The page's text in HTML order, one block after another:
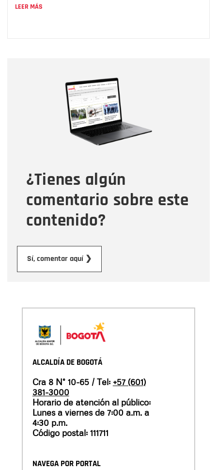
LEER MÁS
¿Tienes algún
comentario sobre este
contenido?
Sí, comentar aquí ❯
Correo electrónico
Tipo de comentario
Mensaje
ALCALDÍA DE BOGOTÁ
Cra 8 N° 10-65 / Tel: +57 (601)
381-3000
Horario de atención al público:
Lunes a viernes de 7:00 a.m. a
4:30 p.m.
Código postal: 111711
NAVEGA POR PORTAL